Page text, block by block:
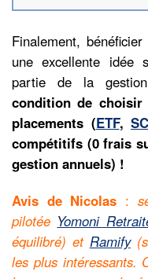
Finalement,
une excellente idée
partie de la
condition de
placements (ETF,
compétitifs (0 frais
gestion annuels) !
Avis de Nicolas :
pilotée Yomoni
équilibré) et Ramify
les plus intéressants.